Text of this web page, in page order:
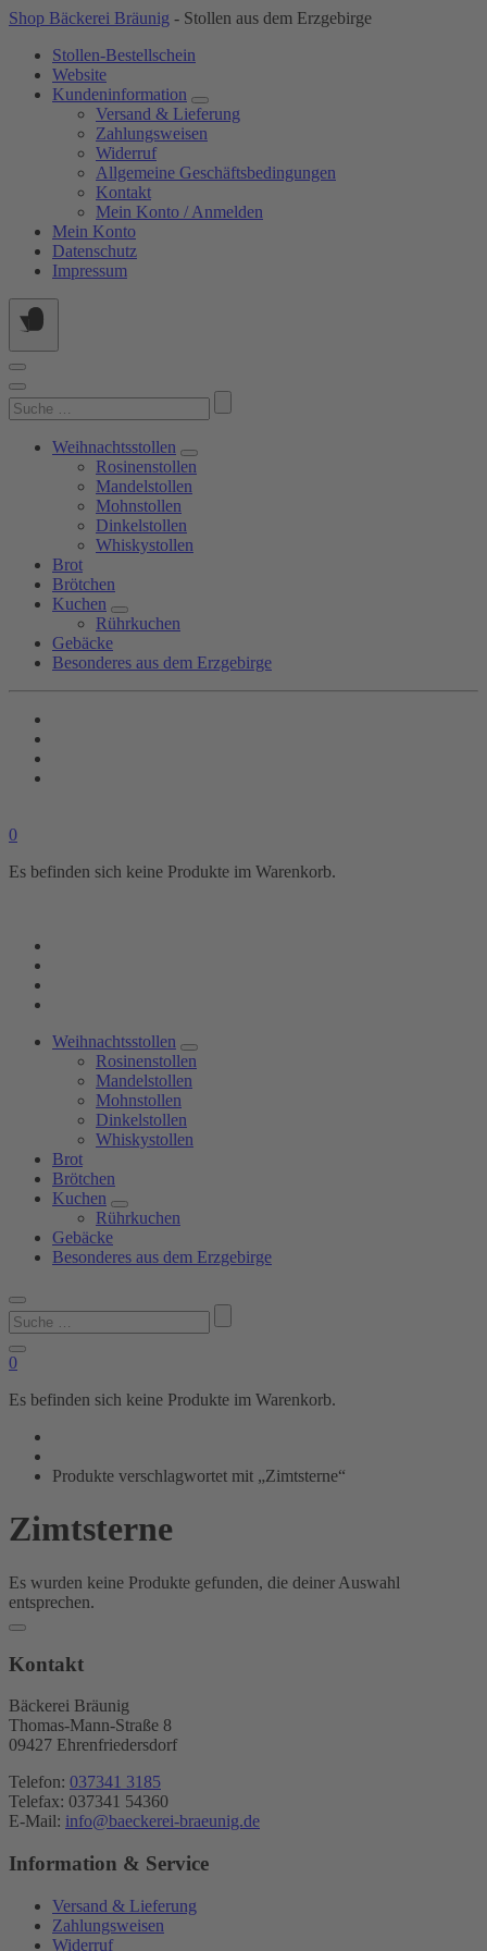
Springe
Inhalt
Shop Bäckerei Bräunig - Stollen aus dem Erzgebirge
Stollen-Bestellschein
Website
Kundeninformation
Versand & Lieferung
Zahlungsweisen
Widerruf
Allgemeine Geschäftsbedingungen
Kontakt
Mein Konto / Anmelden
Mein Konto
Datenschutz
Impressum
Suchen
nach:
Weihnachtsstollen
Rosinenstollen
Mandelstollen
Mohnstollen
Dinkelstollen
Whiskystollen
Brot
Brötchen
Kuchen
Rührkuchen
Gebäcke
Besonderes aus dem Erzgebirge
0
Es befinden sich keine Produkte im Warenkorb.
Weihnachtsstollen
Rosinenstollen
Mandelstollen
Mohnstollen
Dinkelstollen
Whiskystollen
Brot
Brötchen
Kuchen
Rührkuchen
Gebäcke
Besonderes aus dem Erzgebirge
Suchen
nach:
0
Es befinden sich keine Produkte im Warenkorb.
Bräunig
Produkte verschlagwortet mit „Zimtsterne“
Zimtsterne
Es wurden keine Produkte gefunden, die deiner Auswahl
entsprechen.
Kontakt
Bäckerei Bräunig
Thomas-Mann-Straße 8
09427 Ehrenfriedersdorf
Telefon: 037341 3185
Telefax: 037341 54360
E-Mail: info@baeckerei-braeunig.de
Information & Service
Versand & Lieferung
Zahlungsweisen
Widerruf